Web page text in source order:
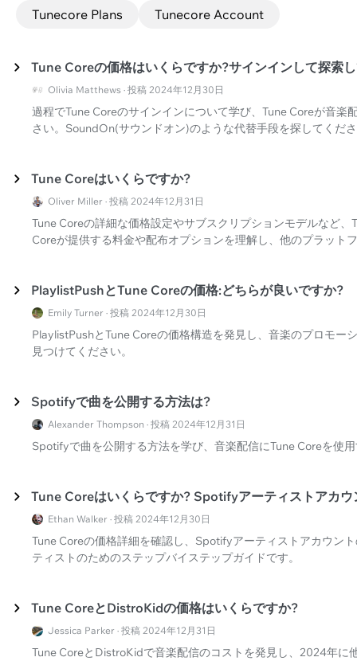
Tunecore Plans
Tunecore Account
Tune Coreの価格はいくらですか?サインインして探索
Olivia Matthews · 投稿 2024年12月30日
過程でTune Coreのサインインについて学び、Tune Coreが音楽
さい。SoundOn(サウンドオン)のような代替手段を探してくだ
Tune Coreはいくらですか?
Oliver Miller · 投稿 2024年12月31日
Tune Coreの詳細な価格設定やサブスクリプションモデルなど
Coreが提供する料金や配布オプションを理解し、他のプラット
PlaylistPushとTune Coreの価格:どちらが良いですか?
Emily Turner · 投稿 2024年12月30日
PlaylistPushとTune Coreの価格構造を発見し、音楽のプロモー
見つけてください。
Spotifyで曲を公開する方法は?
Alexander Thompson · 投稿 2024年12月31日
Spotifyで曲を公開する方法を学び、音楽配信にTune Coreを使
Tune Coreはいくらですか? Spotifyアーティストアカウ
Ethan Walker · 投稿 2024年12月30日
Tune Coreの価格詳細を確認し、Spotifyアーティストアカウン
ティストのためのステップバイステップガイドです。
Tune CoreとDistroKidの価格はいくらですか?
Jessica Parker · 投稿 2024年12月31日
Tune CoreとDistroKidで音楽配信のコストを発見し、2024年に